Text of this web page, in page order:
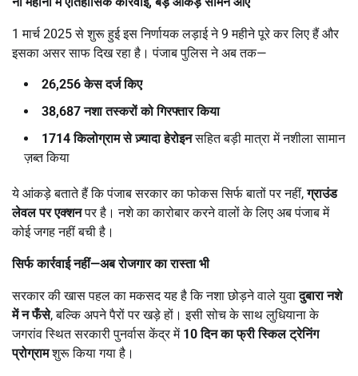
1 मार्च 2025 से शुरू हुई इस निर्णायक लड़ाई ने 9 महीने पूरे कर लिए हैं और
इसका असर साफ दिख रहा है। पंजाब पुलिस ने अब तक—
26,256केस दर्ज किए
38,687नशा तस्करों को गिरफ्तार किया
1714किलोग्राम से ज़्यादा हेरोइनसहित बड़ी मात्रा में नशीला सामान
ज़ब्त किया
ये आंकड़े बताते हैं कि पंजाब सरकार का फोकस सिर्फ बातों पर नहीं,ग्राउंड
लेवल पर एक्शनपर है। नशे का कारोबार करने वालों के लिए अब पंजाब में
कोई जगह नहीं बची है।
सिर्फ कार्रवाई नहीं—अब रोजगार का रास्ता भी
सरकार की खास पहल का मकसद यह है कि नशा छोड़ने वाले युवादुबारा नशे
में न फँसे, बल्कि अपने पैरों पर खड़े हों। इसी सोच के साथ लुधियाना के
जगरांव स्थित सरकारी पुनर्वास केंद्र में 10दिन का फ्री स्किल ट्रेनिंग
प्रोग्रामशुरू किया गया है।